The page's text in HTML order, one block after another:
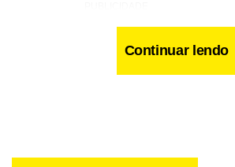
Continuar lendo